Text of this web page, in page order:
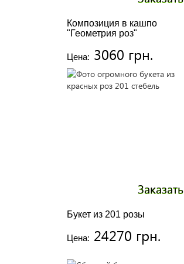
Композиция в кашпо
"Геометрия роз"
Цена: 3060 грн.
Букет из 201 розы
Цена: 24270 грн.
Заказать